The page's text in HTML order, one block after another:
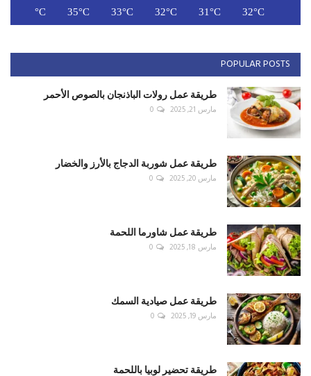
32°C
31°C
32°C
33°C
35°C
36°C
POPULAR POSTS
طريقة عمل رولات الباذنجان بالصوص الأحمر
مارس 21, 2025 0
طريقة عمل شوربة الدجاج بالأرز والخضار
مارس 20, 2025 0
طريقة عمل شاورما اللحمة
مارس 18, 2025 0
طريقة عمل صيادية السمك
مارس 19, 2025 0
طريقة تحضير لوبيا باللحمة